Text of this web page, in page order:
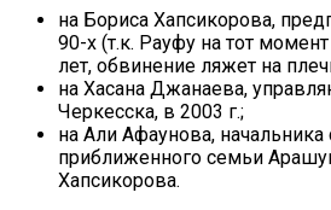
на Бориса Хапсикорова,
90-х (т.к. Рауфу на тот
лет, обвинение ляжет на
на Хасана Джанаева,
Черкесска, в 2003 г.;
на Али Афаунова,
приближенного семьи
Хапсикорова.